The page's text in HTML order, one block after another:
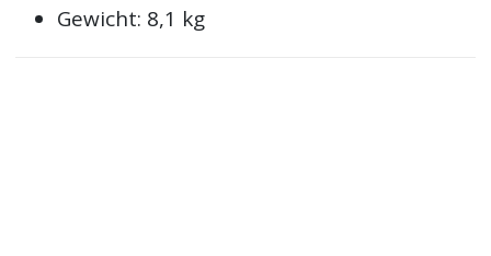
Gewicht: 8,1 kg